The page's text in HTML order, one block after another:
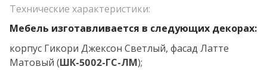
Технические характеристики:
Мебель изготавливается в следующих декорах:
корпус Гикори Джексон Светлый, фасад Латте
Матовый (ШК-5002-ГС-ЛМ);